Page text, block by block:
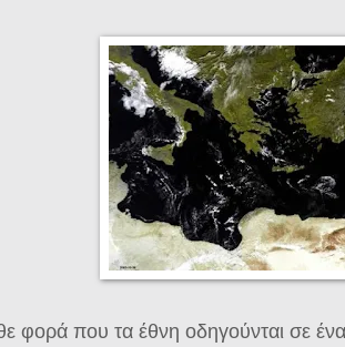
φορά που τα έθνη οδηγούνται σε